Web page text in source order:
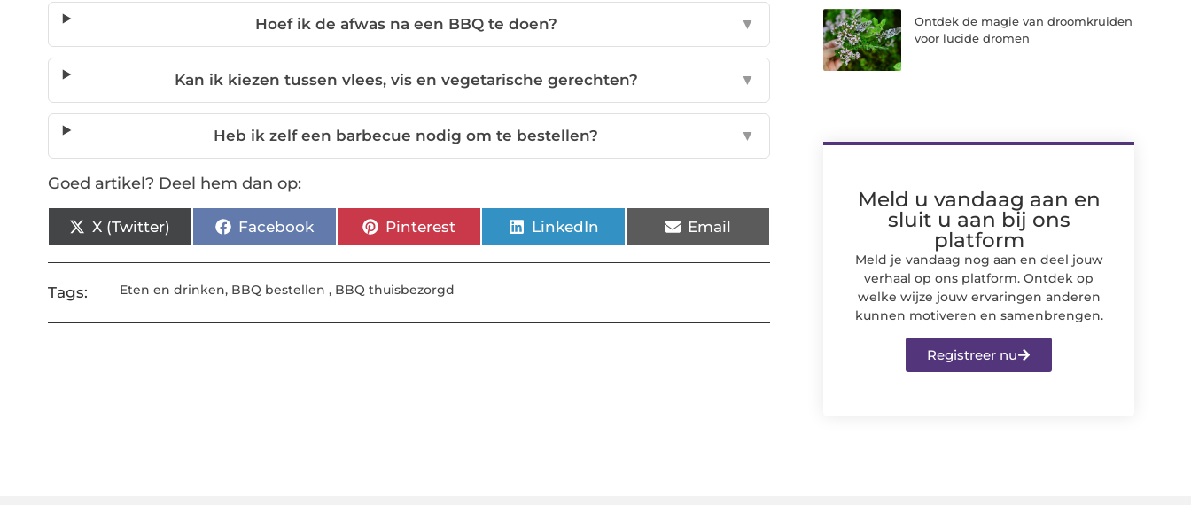
Hoef ik de afwas na een BBQ te doen? ▼
Kan ik kiezen tussen vlees, vis en vegetarische gerechten? ▼
Heb ik zelf een barbecue nodig om te bestellen? ▼
Goed artikel? Deel hem dan op:
X (Twitter) Facebook Pinterest LinkedIn Email
Tags: Eten en drinken, BBQ bestellen , BBQ thuisbezorgd
Ontdek de magie van droomkruiden
voor lucide dromen
Meld u vandaag aan en
sluit u aan bij ons
platform
Meld je vandaag nog aan en deel jouw
verhaal op ons platform. Ontdek op
welke wijze jouw ervaringen anderen
kunnen motiveren en samenbrengen.
Registreer nu